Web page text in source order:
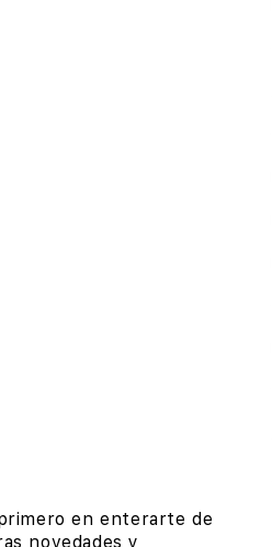
en enterarte de
novedades y